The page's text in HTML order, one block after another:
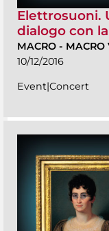
Elettrosuoni.
dialogo con
MACRO - MACRO
10/12/2016
Event|Concert